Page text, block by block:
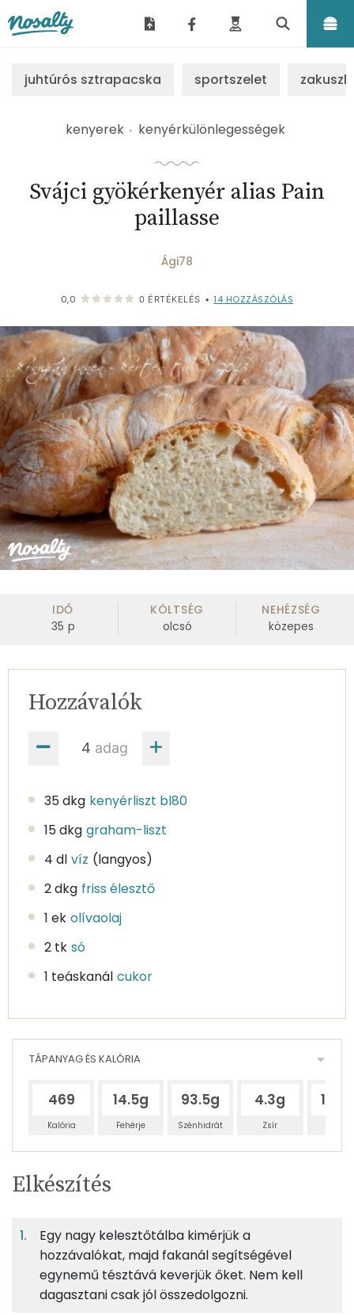
juhtúrós sztrapacska sportszelet
kenyerek kenyérkülönlegességek
Svájci gyökérkenyér alias Pain
paillasse
Ági78
0,0 0 ÉRTÉKELÉS • 14 HOZZÁSZÓLÁS
IDŐ
35 p
KÖLTSÉG
olcsó
NEHÉZSÉG
közepes
adag
Hozzávalók
35 dkg kenyérliszt bl80
15 dkg graham-liszt
4 dl víz (langyos)
2 dkg friss élesztő
1 ek olívaolaj
2 tk só
1 teáskanál cukor
TÁPANYAG ÉS KALÓRIA
469
Kalória
14.5g
Fehérje
93.5g
Szénhidrát
4.3g
Zsír
Egy
adagban
6%
Fehérje
40%
Szénhidrát
Zsír
88g kenyérliszt bl80
TÁPANYAGTARTALOM
Egy
adagban
4
adagban
grammban
6%
40%
2%
Elkészítés
Egy nagy kelesztőtálba kimérjük a
hozzávalókat, majd fakanál segítségével
egynemű tésztává keverjük őket. Nem kell
dagasztani csak jól összedolgozni.